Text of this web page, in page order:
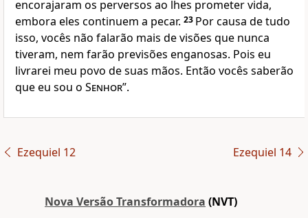
encorajaram os perversos ao lhes prometer vida,
embora eles continuem a pecar. 23 Por causa de tudo
isso, vocês não falarão mais de visões que nunca
tiveram, nem farão previsões enganosas. Pois eu
livrarei meu povo de suas mãos. Então vocês saberão
que eu sou o Senhor”.
Ezequiel 12 Ezequiel 14
Nova Versão Transformadora (NVT)